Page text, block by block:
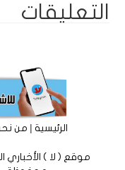
التعليقات
الرئيسية|من